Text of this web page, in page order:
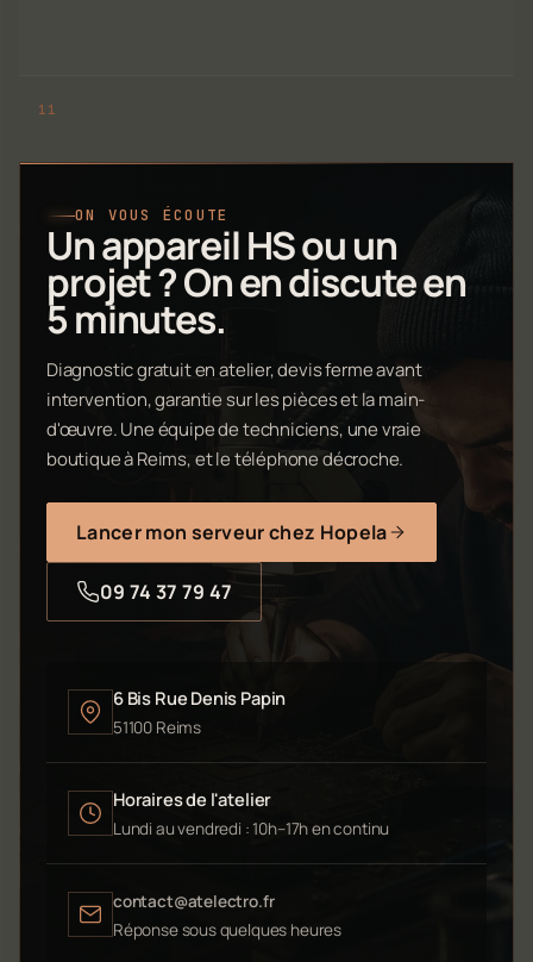
ON VOUS ÉCOUTE
Un appareil HS ou un
projet ? On en discute en
5 minutes.
Diagnostic gratuit en atelier, devis ferme avant
intervention, garantie sur les pièces et la main-
d'œuvre. Une équipe de techniciens, une vraie
boutique à Reims, et le téléphone décroche.
Lancer mon serveur chez Hopela
09 74 37 79 47
6 Bis Rue Denis Papin
51100 Reims
Horaires de l'atelier
Lundi au vendredi : 10h–17h en continu
contact@atelectro.fr
Réponse sous quelques heures